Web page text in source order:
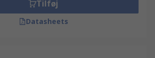
Tilføj
Datasheets